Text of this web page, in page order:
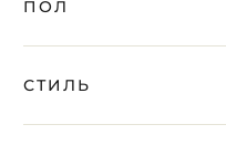
ПОЛ
СТИЛЬ